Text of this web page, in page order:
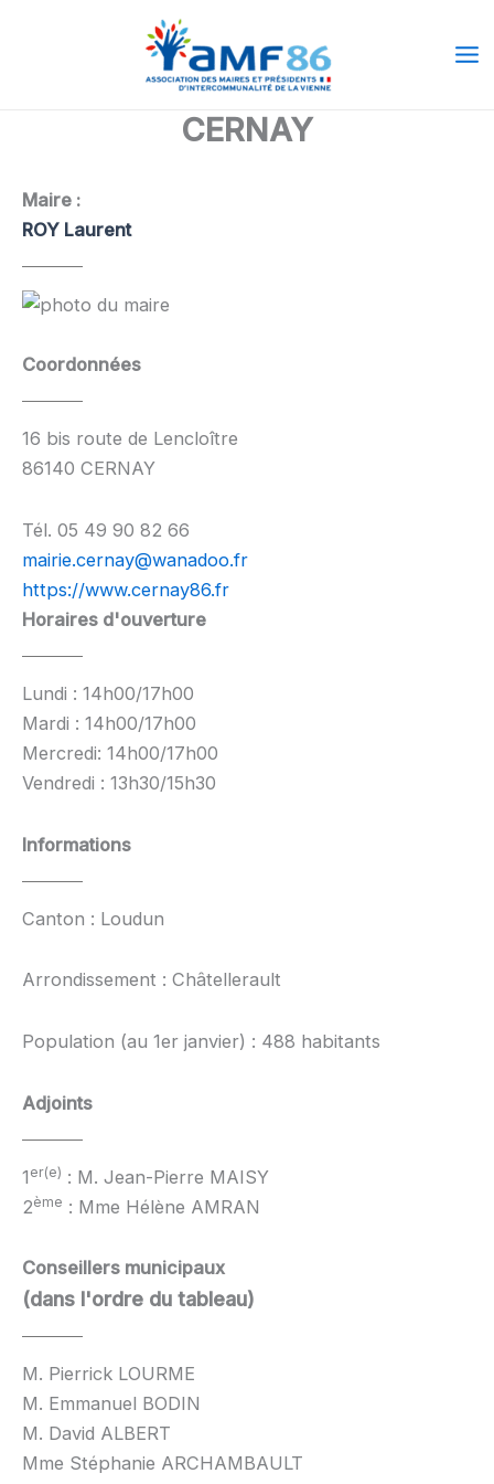
CERNAY
Maire :
ROY Laurent
Coordonnées
16 bis route de Lencloître
86140 CERNAY
Tél. 05 49 90 82 66
mairie.cernay@wanadoo.fr
https://www.cernay86.fr
Horaires d'ouverture
Lundi : 14h00/17h00
Mardi : 14h00/17h00
Mercredi: 14h00/17h00
Vendredi : 13h30/15h30
Informations
Canton : Loudun
Arrondissement : Châtellerault
Population (au 1er janvier) : 488 habitants
Adjoints
1 er(e) : M. Jean-Pierre MAISY
2ème : Mme Hélène AMRAN
Conseillers municipaux
(dans l'ordre du tableau)
M. Pierrick LOURME
M. Emmanuel BODIN
M. David ALBERT
Mme Stéphanie ARCHAMBAULT